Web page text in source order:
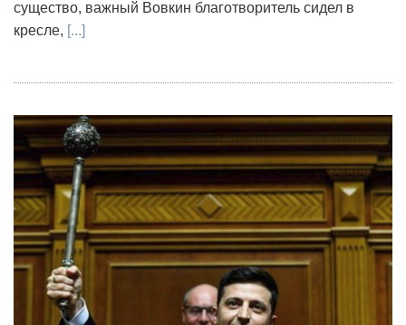
существо, важный Вовкин благотворитель сидел в
кресле, [...]